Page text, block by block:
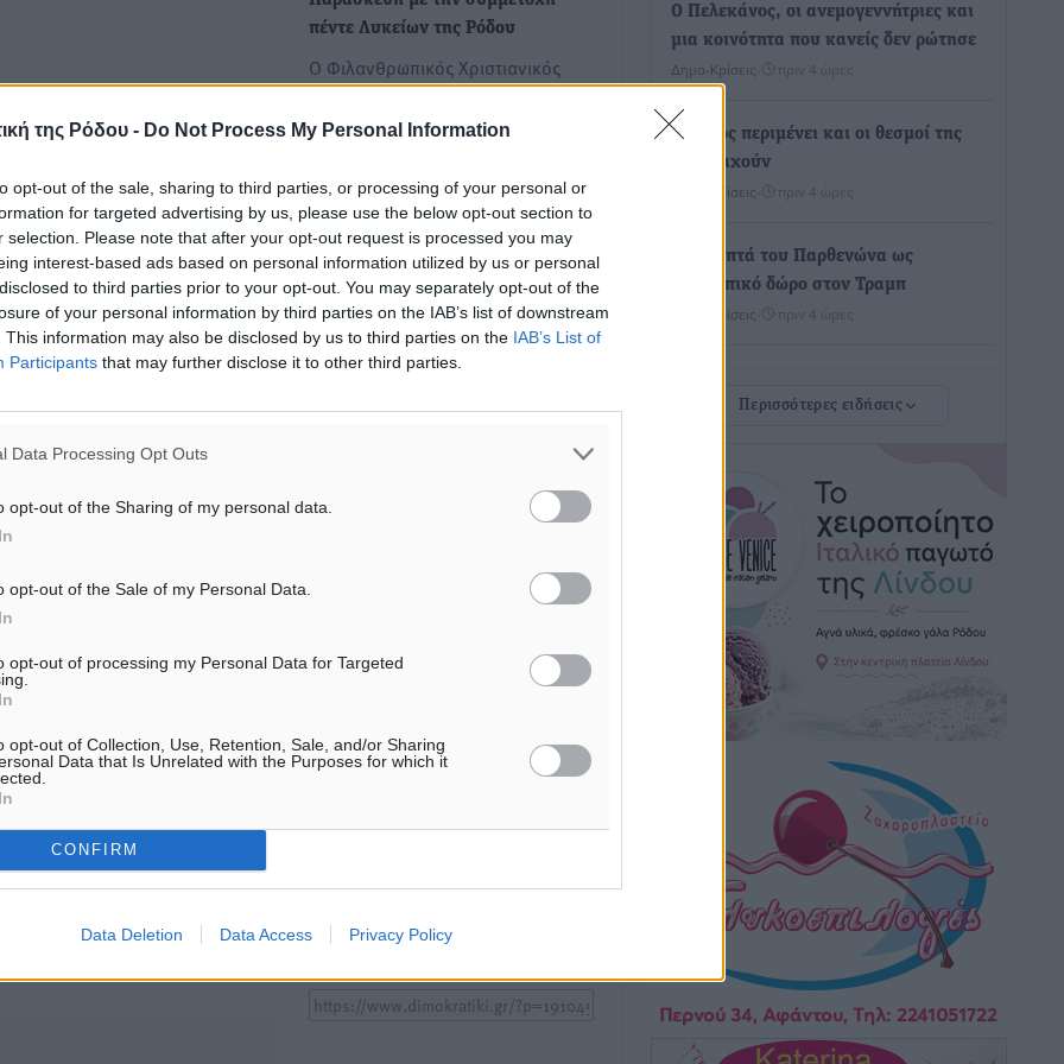
της Ρόδου - Do Not Process My Personal Information
opt-out of the sale, sharing to third parties, or processing of your personal or
for targeted advertising by us, please use the below opt-out section to
selection. Please note that after your opt-out request is processed you may
interest-based ads based on personal information utilized by us or personal
to third parties prior to your opt-out. You may separately opt-out of the
of your personal information by third parties on the IAB’s list of downstream
This information may also be disclosed by us to third parties on the IAB’s List of
Participants that may further disclose it to other third parties.
Data Processing Opt Outs
opt-out of the Sharing of my personal data.
opt-out of the Sale of my Personal Data.
opt-out of processing my Personal Data for Targeted
opt-out of Collection, Use, Retention, Sale, and/or Sharing
Data that Is Unrelated with the Purposes for which it
CONFIRM
Data Deletion Data Access Privacy Policy
αναζήτησης
μας στο Google News ★ ↗
πέντε Λυκείων της Ρόδου
Ο Φιλανθρωπικός Χριστιανικός
Σύλλογος «Σύνδεσμος Αγάπης»
και το 3ο Λύκειο Ρόδου
ΕΠΙΣΗΣ
υποχρεωτική παρουσία
μικρών στη 12άδα
ΣΕΓΑΣ: Πιστώθηκαν τα έξοδα
08.08.26 · 10:51
Η Δημοκρατική δεν υιοθετεί
όποια σχόλια θεωρούμε
Χρήστες που δεν τηρούν
Υπενθύμιση:
είδησης από άλλες ιστοσελίδες
παρακάτω παρεχόμενου
άρθρο της Δημοκρατικής.
Ο Πελεκάνος, οι ανεμογεννήτριες και
μια κοινότητα που κανείς δεν ρώτησε
Δημο-Κρίσεις πριν 4 ώρες
Η Ρόδος περιμένει και οι θεσμοί της
λογομαχούν
Δημο-Κρίσεις πριν 4 ώρες
Τα Γλυπτά του Παρθενώνα ως
προσωπικό δώρο στον Τραμπ
Δημο-Κρίσεις πριν 4 ώρες
λίστα των 7 θαυμάτων της αναμονής
ΣΕΤΕ: Σημαντική θεσμική εξέλιξη η
ΚΥΑ για το ΕΧΠ για τον τουρισμό
• πριν 4 ώρες
Γ. Χατζημάρκος: “Δύο μεγάλες
δεσμεύσεις Γεωργιάδη” – Κίνητρα για
τους γιατρούς των νησιών και
συνεργασία Ρόδου με το Αττικόν για το
Ακτινοθεραπευτικό
πριν 4 ώρες
Σούπερ μάρκετ: Διευρύνεται η εθνική
πρωτοβουλία για τις τιμές – Eρχονται
νέες συμμετοχές εταιρειών
• πριν 4 ώρες
Συνελήφθησαν έξι άτομα για
ηχορύπανση από καταστήματα στο
Νότιο Αιγαίο
Περισσότερες ειδήσεις